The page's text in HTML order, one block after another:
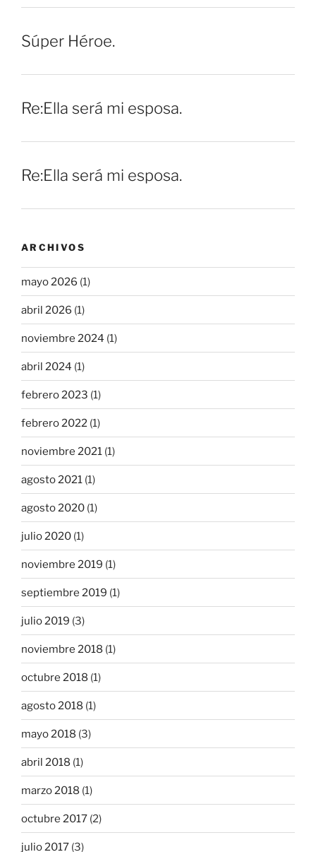
Súper Héroe.
Re:Ella será mi esposa.
Re:Ella será mi esposa.
ARCHIVOS
mayo 2026 (1)
abril 2026 (1)
noviembre 2024 (1)
abril 2024 (1)
febrero 2023 (1)
febrero 2022 (1)
noviembre 2021 (1)
agosto 2021 (1)
agosto 2020 (1)
julio 2020 (1)
noviembre 2019 (1)
septiembre 2019 (1)
julio 2019 (3)
noviembre 2018 (1)
octubre 2018 (1)
agosto 2018 (1)
mayo 2018 (3)
abril 2018 (1)
marzo 2018 (1)
octubre 2017 (2)
julio 2017 (3)